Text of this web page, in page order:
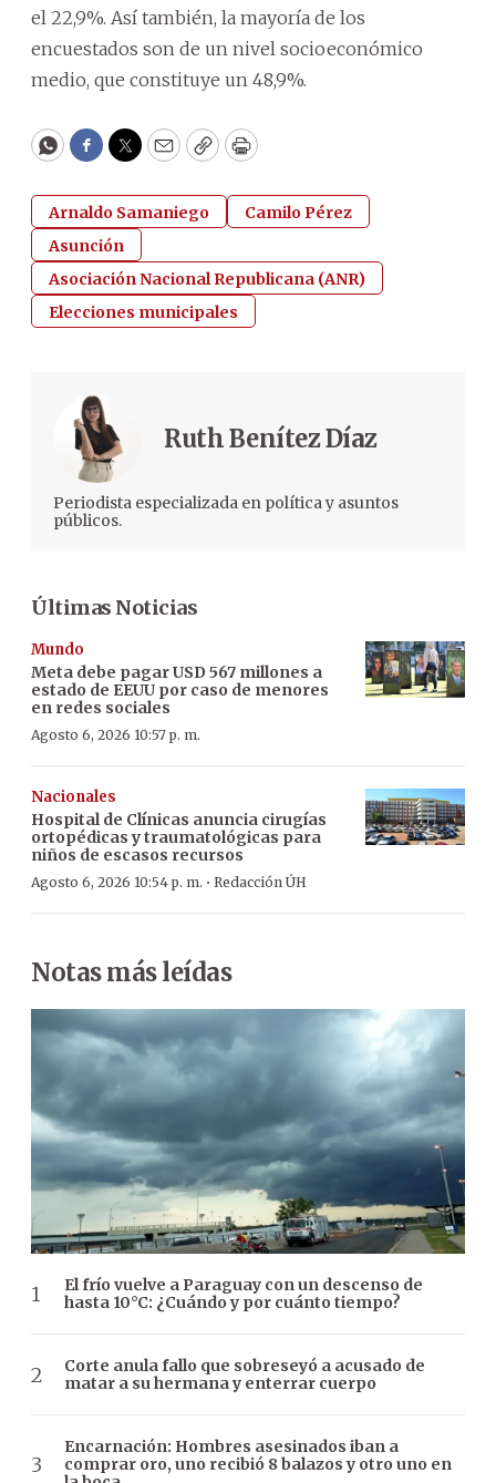
el 22,9%. Así también, la mayoría de los
encuestados son de un nivel socioeconómico
medio, que constituye un 48,9%.
WhatsApp
Facebook
Twitter
EmailCopyPrint
Arnaldo Samaniego
Camilo Pérez
Asunción
Asociación Nacional Republicana (ANR)
Elecciones municipales
Ruth Benítez Díaz
Periodista especializada en política y asuntos
públicos.
Últimas Noticias
Mundo
Meta debe pagar USD 567 millones a
estado de EEUU por caso de menores
en redes sociales
Agosto 6, 2026 10:57 p. m.
Nacionales
Hospital de Clínicas anuncia cirugías
ortopédicas y traumatológicas para
niños de escasos recursos
Agosto 6, 2026 10:54 p. m. · Redacción ÚH
Notas más leídas
El frío vuelve a Paraguay con un descenso de
hasta 10°C: ¿Cuándo y por cuánto tiempo?
Corte anula fallo que sobreseyó a acusado de
matar a su hermana y enterrar cuerpo
Encarnación: Hombres asesinados iban a
comprar oro, uno recibió 8 balazos y otro uno en